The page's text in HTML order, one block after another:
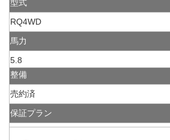
型式
RQ4WD
馬力
5.8
整備
売約済
保証プラン